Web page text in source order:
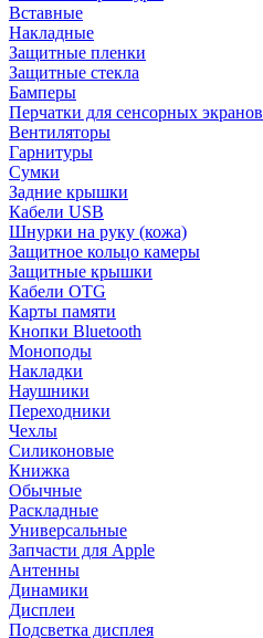
Вставные
Накладные
Защитные пленки
Защитные стекла
Бамперы
Перчатки для сенсорных экранов
Вентиляторы
Гарнитуры
Сумки
Задние крышки
Кабели USB
Шнурки на руку (кожа)
Защитное кольцо камеры
Защитные крышки
Кабели OTG
Карты памяти
Кнопки Bluetooth
Моноподы
Накладки
Наушники
Переходники
Чехлы
Силиконовые
Книжка
Обычные
Раскладные
Универсальные
Запчасти для Apple
Антенны
Динамики
Дисплеи
Подсветка дисплея